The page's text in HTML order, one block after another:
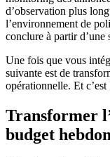
d’observation plus
l’environnement de
conclure à partir d’une
Une fois que vous
suivante est de
opérationnelle. Et
Transformer
budget